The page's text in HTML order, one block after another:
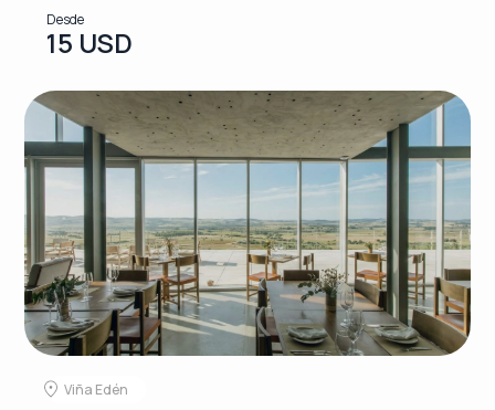
Desde
15 USD
Viña Edén